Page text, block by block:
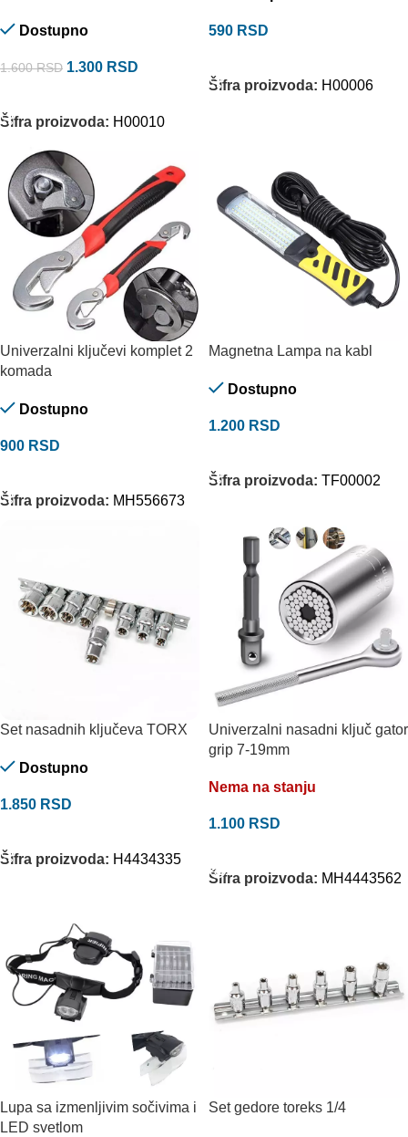
Dostupno
1.600RSD 1.300 RSD
Šifra proizvoda: H00010
590 RSD
Šifra proizvoda: H00006
Univerzalni ključevi komplet 2
komada
Dostupno
900 RSD
Šifra proizvoda: MH556673
Magnetna Lampa na kabl
Dostupno
1.200 RSD
Šifra proizvoda: TF00002
Set nasadnih ključeva TORX
Dostupno
1.850 RSD
Šifra proizvoda: H4434335
Univerzalni nasadni ključ gator
grip 7-19mm
Nema na stanju
1.100 RSD
Šifra proizvoda: MH4443562
Lupa sa izmenljivim sočivima i
LED svetlom
Set gedore toreks 1/4